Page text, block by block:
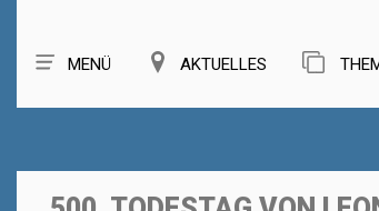
MENÜ AKTUELLES